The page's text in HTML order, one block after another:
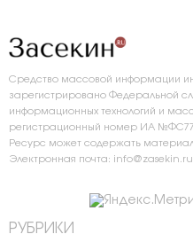
Средство массовой информации
зарегистрировано Федеральной
информационных технологий и
регистрационный номер ИА №ФС77-
Ресурс может содержать
Электронная почта: info@zasekin.ru
РУБРИКИ